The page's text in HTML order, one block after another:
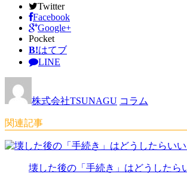
Twitter
Facebook
Google+
Pocket
B!はてブ
LINE
株式会社TSUNAGU コラム
関連記事
壊した後の「手続き」はどうしたら